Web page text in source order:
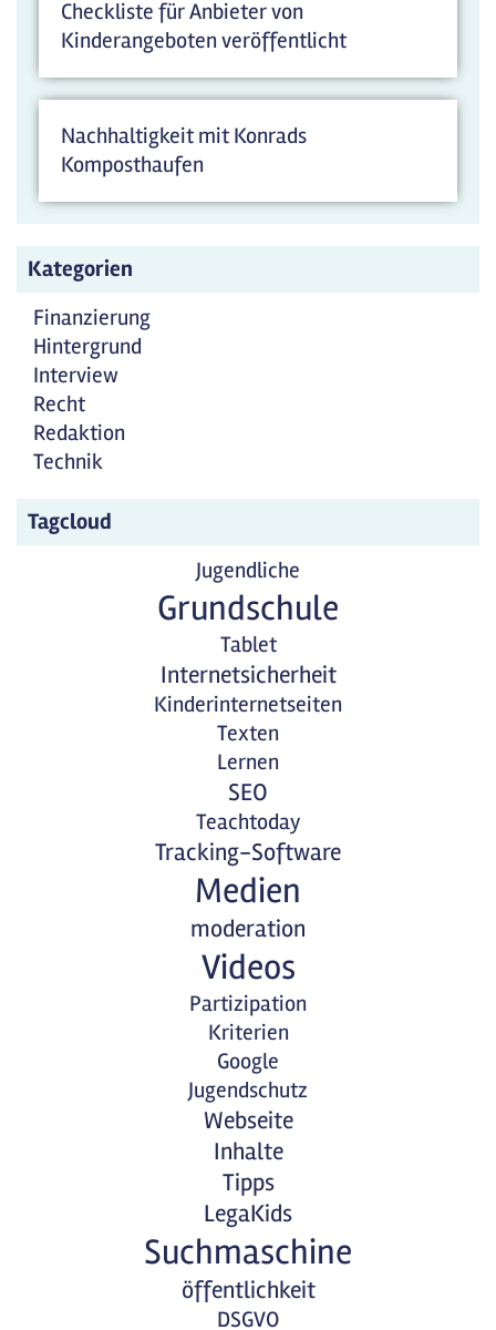
Checkliste für Anbieter von
Kinderangeboten veröffentlicht
Nachhaltigkeit mit Konrads
Komposthaufen
Kategorien
Finanzierung
Hintergrund
Interview
Recht
Redaktion
Technik
Tagcloud
Jugendliche
Grundschule
Tablet
Internetsicherheit
Kinderinternetseiten
Texten
Lernen
SEO
Teachtoday
Tracking-Software
Medien
moderation
Videos
Partizipation
Kriterien
Google
Jugendschutz
Webseite
Inhalte
Tipps
LegaKids
Suchmaschine
öffentlichkeit
DSGVO